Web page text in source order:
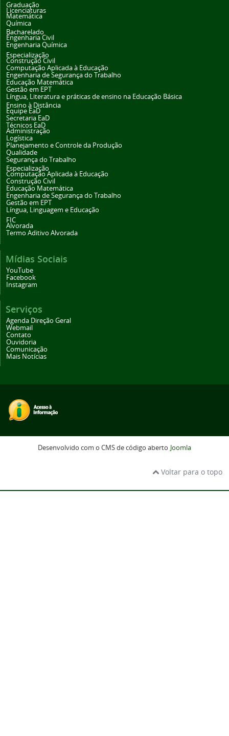
Graduação
Licenciaturas
Matemática
Química
Bacharelado
Engenharia Civil
Engenharia Química
Especialização
Construção Civil
Computação Aplicada à Educação
Engenharia de Segurança do Trabalho
Educação Matemática
Gestão em EPT
Língua, Literatura e práticas de ensino na Educação Básica
Ensino à Distância
Equipe EaD
Secretaria EaD
Técnicos EaD
Administração
Logística
Planejamento e Controle da Produção
Qualidade
Segurança do Trabalho
Especialização
Computação Aplicada à Educação
Construção Civil
Educação Matemática
Engenharia de Segurança do Trabalho
Gestão em EPT
Língua, Linguagem e Educação
FIC
Alvorada
Termo Aditivo Alvorada
Mídias Sociais
YouTube
Facebook
Instagram
Serviços
Agenda Direção Geral
Webmail
Contato
Ouvidoria
Comunicação
Mais Notícias
Desenvolvido com o CMS de código aberto Joomla
Voltar para o topo